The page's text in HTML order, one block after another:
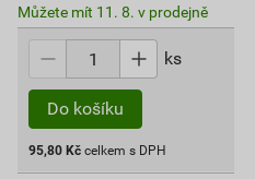
Můžete mít 11. 8. v prodejně
ks
Do košíku
95,80 Kč celkem s DPH